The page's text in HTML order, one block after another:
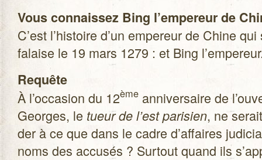
Vous connais­sez Bing l’empereur de
C’est l’histoire d’un empe­reur de Chine
falaise le 19 mars 1279 : et Bing
Requête
À l’occasion du 12ème anni­ver­saire de
Georges, le tueur de l’est pari­sien, ne
der à ce que dans le cadre d’affaires
noms des accu­sés ? Sur­tout quand ils